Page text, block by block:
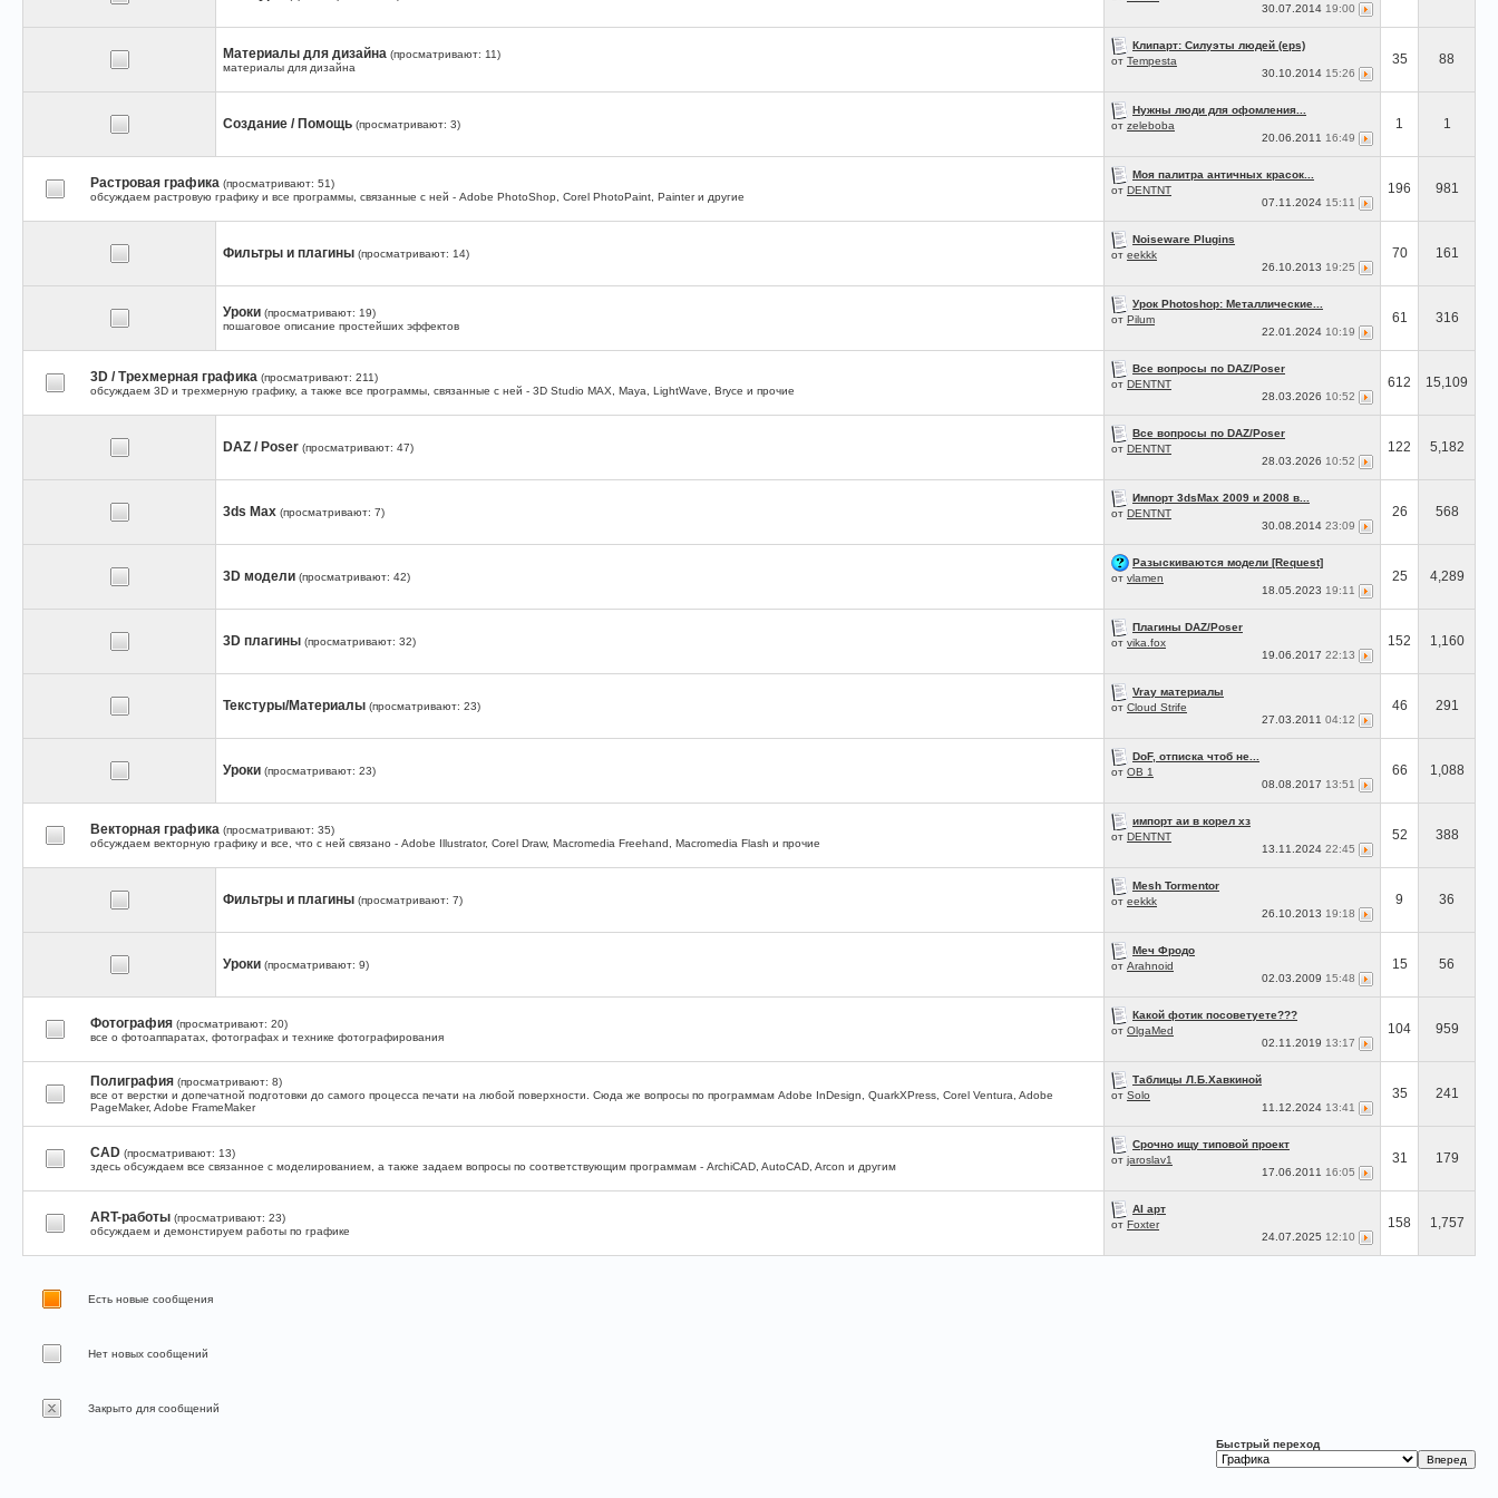
30.07.2014 19:00
Материалы для дизайна (просматривают: 11)
материалы для дизайна
Клипарт: Силуэты людей (eps)
от Tempesta
30.10.2014 15:26
35 88
Создание / Помощь (просматривают: 3)
Нужны люди для офомления...
от zeleboba
20.06.2011 16:49
1 1
Растровая графика (просматривают: 51)
обсуждаем растровую графику и все программы, связанные с ней - Adobe PhotoShop, Corel PhotoPaint, Painter и другие
Моя палитра античных красок...
от DENTNT
07.11.2024 15:11
196 981
Фильтры и плагины (просматривают: 14)
Noiseware Plugins
от eekkk
26.10.2013 19:25
70 161
Уроки (просматривают: 19)
пошаговое описание простейших эффектов
Урок Photoshop: Металлические...
от Pilum
22.01.2024 10:19
61 316
3D / Трехмерная графика (просматривают: 211)
обсуждаем 3D и трехмерную графику, а также все программы, связанные с ней - 3D Studio MAX, Maya, LightWave, Bryce и прочие
Все вопросы по DAZ/Poser
от DENTNT
28.03.2026 10:52
612 15,109
DAZ / Poser (просматривают: 47)
Все вопросы по DAZ/Poser
от DENTNT
28.03.2026 10:52
122 5,182
3ds Max (просматривают: 7)
Импорт 3dsMax 2009 и 2008 в...
от DENTNT
30.08.2014 23:09
26 568
3D модели (просматривают: 42)
Разыскиваются модели [Request]
от vlamen
18.05.2023 19:11
25 4,289
3D плагины (просматривают: 32)
Плагины DAZ/Poser
от vika.fox
19.06.2017 22:13
152 1,160
Текстуры/Материалы (просматривают: 23)
Vray материалы
от Cloud Strife
27.03.2011 04:12
46 291
Уроки (просматривают: 23)
DoF, отписка чтоб не...
от OB 1
08.08.2017 13:51
66 1,088
Векторная графика (просматривают: 35)
обсуждаем векторную графику и все, что с ней связано - Adobe Illustrator, Corel Draw, Macromedia Freehand, Macromedia Flash и прочие
импорт аи в корел хз
от DENTNT
13.11.2024 22:45
52 388
Фильтры и плагины (просматривают: 7)
Mesh Tormentor
от eekkk
26.10.2013 19:18
9 36
Уроки (просматривают: 9)
Меч Фродо
от Arahnoid
02.03.2009 15:48
15 56
Фотография (просматривают: 20)
все о фотоаппаратах, фотографах и технике фотографирования
Какой фотик посоветуете???
от OlgaMed
02.11.2019 13:17
104 959
Полиграфия (просматривают: 8)
все от верстки и допечатной подготовки до самого процесса печати на любой поверхности. Сюда же вопросы по программам Adobe InDesign, QuarkXPress, Corel Ventura, Adobe
PageMaker, Adobe FrameMaker
Таблицы Л.Б.Хавкиной
от Solo
11.12.2024 13:41
35 241
CAD (просматривают: 13)
здесь обсуждаем все связанное с моделированием, а также задаем вопросы по соответствующим программам - ArchiCAD, AutoCAD, Arcon и другим
Срочно ищу типовой проект
от jaroslav1
17.06.2011 16:05
31 179
ART-работы (просматривают: 23)
обсуждаем и демонстируем работы по графике
AI арт
от Foxter
24.07.2025 12:10
158 1,757
Есть новые сообщения
Нет новых сообщений
Закрыто для сообщений
Быстрый переход